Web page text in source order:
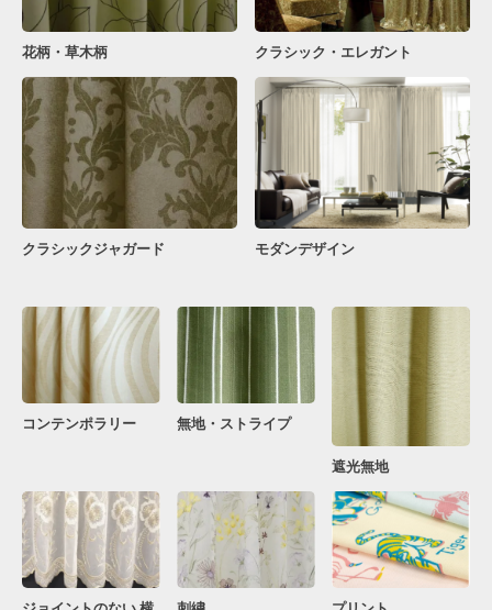
花柄・草木柄 クラシック・エレガント
クラシックジャガード モダンデザイン
コンテンポラリー 無地・ストライプ
遮光無地